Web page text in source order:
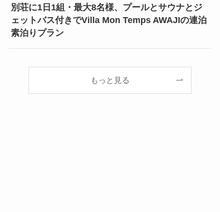
別荘に1日1組・最大8名様、プールとサウナとジ
ェットバス付きでVilla Mon Temps AWAJIの連泊
素泊りプラン
もっと見る